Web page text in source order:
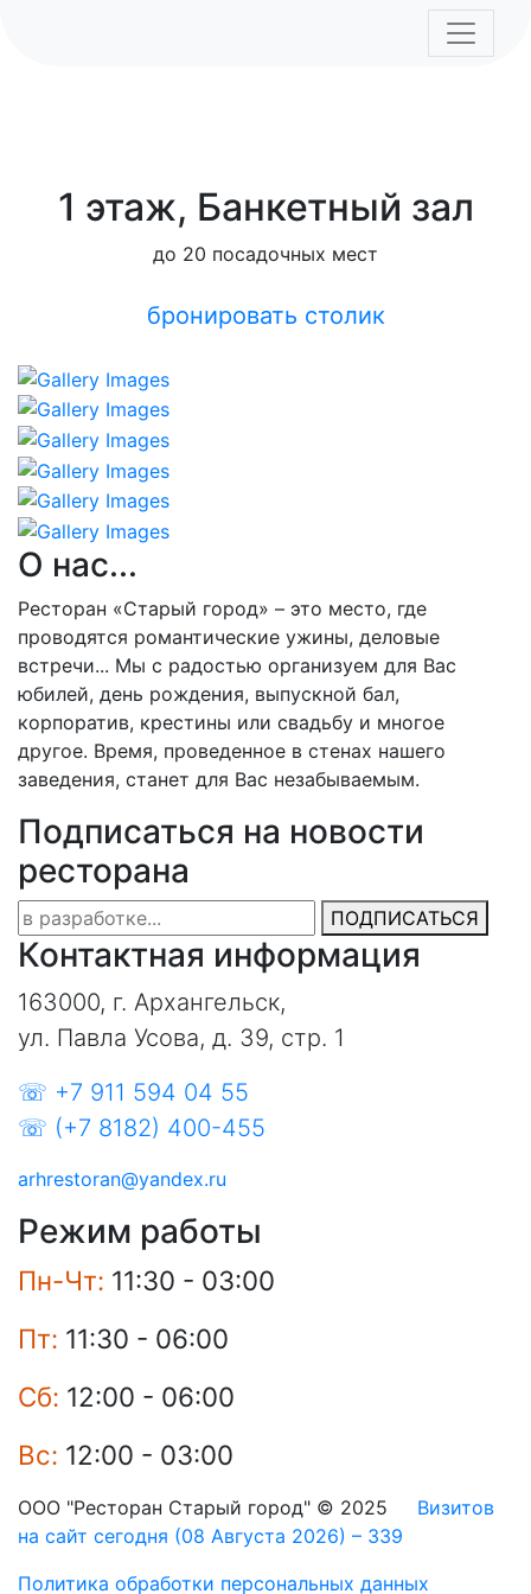
1 этаж, Банкетный зал
до 20 посадочных мест
бронировать столик
О нас...
Ресторан «Старый город» – это место, где
проводятся романтические ужины, деловые
встречи... Мы с радостью организуем для Вас
юбилей, день рождения, выпускной бал,
корпоратив, крестины или свадьбу и многое
другое. Время, проведенное в стенах нашего
заведения, станет для Вас незабываемым.
Подписаться на новости
ресторана
ПОДПИСАТЬСЯ
Контактная информация
163000, г. Архангельск,
ул. Павла Усова, д. 39, стр. 1
☏ +7 911 594 04 55
☏ (+7 8182) 400-455
arhrestoran@yandex.ru
Режим работы
Пн-Чт: 11:30 - 03:00
Пт: 11:30 - 06:00
Сб: 12:00 - 06:00
Вс: 12:00 - 03:00
ООО "Ресторан Старый город" © 2025
Визитов
на сайт сегодня (08 Августа 2026) – 339
Политика обработки персональных данных